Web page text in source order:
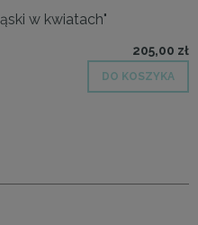
w kwiatach"
205,00 zł
DO KOSZYKA